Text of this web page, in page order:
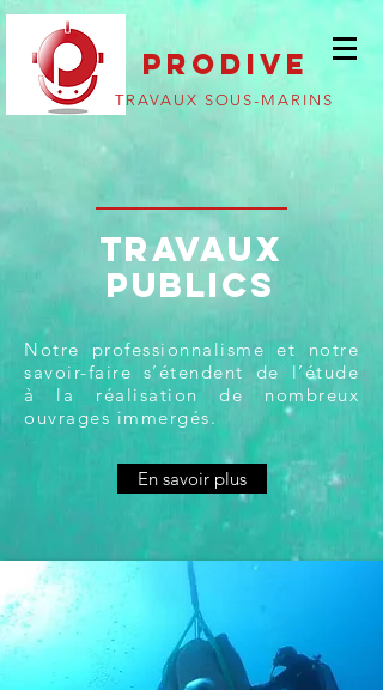
PRODIVE
TRAVAUX SOUS-MARINS
TRAVAUX
PUBLICS
Notre professionnalisme et notre
savoir-faire s’étendent de l’étude
à la réalisation de nombreux
ouvrages immergés.
En savoir plus